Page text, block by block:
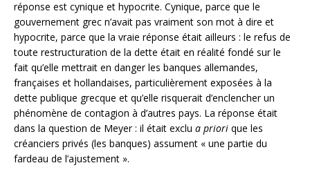
réponse est cynique et hypocrite. Cynique, parce que le
gouvernement grec n’avait pas vraiment son mot à dire et
hypocrite, parce que la vraie réponse était ailleurs : le refus de
toute restructuration de la dette était en réalité fondé sur le
fait qu’elle mettrait en danger les banques allemandes,
françaises et hollandaises, particulièrement exposées à la
dette publique grecque et qu’elle risquerait d’enclencher un
phénomène de contagion à d’autres pays. La réponse était
dans la question de Meyer : il était exclu a priori que les
créanciers privés (les banques) assument « une partie du
fardeau de l’ajustement ».